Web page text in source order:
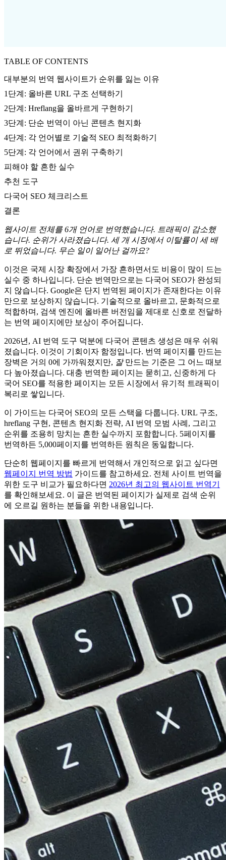
TABLE OF CONTENTS
대부분의 번역 웹사이트가 순위를 잃는 이유
1단계: 올바른 URL 구조 선택하기
2단계: Hreflang을 올바르게 구현하기
3단계: 단순 번역이 아닌 콘텐츠 현지화
4단계: 각 언어별로 기술적 SEO 최적화하기
5단계: 각 언어에서 권위 구축하기
피해야 할 흔한 실수
추천 도구
다국어 SEO 체크리스트
결론
웹사이트 전체를 6개 언어로 번역했습니다. 트래픽이 감소했
습니다. 순위가 사라졌습니다. 세 개 시장에서 이탈률이 세 배
로 뛰었습니다. 무슨 일이 일어난 걸까요?
이것은 국제 시장 확장에서 가장 흔하면서도 비용이 많이 드는
실수 중 하나입니다. 단순 번역만으로는 다국어 SEO가 완성되
지 않습니다. Google은 단지 번역된 페이지가 존재한다는 이유
만으로 보상하지 않습니다. 기술적으로 올바르고, 문화적으로
적합하며, 검색 엔진에 올바른 버전임을 제대로 신호로 전달하
는 번역 페이지에만 보상이 주어집니다.
2026년, AI 번역 도구 덕분에 다국어 콘텐츠 생성은 매우 쉬워
졌습니다. 이것이 기회이자 함정입니다. 번역 페이지를 만드는
장벽은 거의 0에 가까워졌지만, 잘만드는 기준은 그 어느 때보
다 높아졌습니다. 대충 번역한 페이지는 묻히고, 신중하게 다
국어 SEO를 적용한 페이지는 모든 시장에서 유기적 트래픽이
복리로 쌓입니다.
이 가이드는 다국어 SEO의 모든 스택을 다룹니다. URL 구조,
hreflang 구현, 콘텐츠 현지화 전략, AI 번역 모범 사례, 그리고
순위를 조용히 망치는 흔한 실수까지 포함합니다. 5페이지를
번역하든 5,000페이지를 번역하든 원칙은 동일합니다.
단순히 웹페이지를 빠르게 번역해서 개인적으로 읽고 싶다면
웹페이지 번역 방법 가이드를 참고하세요. 전체 사이트 번역을
위한 도구 비교가 필요하다면 2026년 최고의 웹사이트 번역기
를 확인해보세요. 이 글은 번역된 페이지가 실제로 검색 순위
에 오르길 원하는 분들을 위한 내용입니다.